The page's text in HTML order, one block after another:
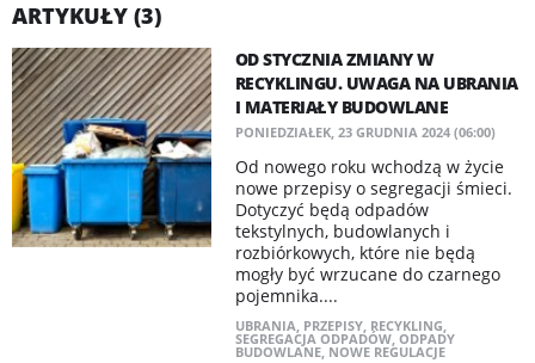
ARTYKUŁY (3)
OD STYCZNIA ZMIANY W
RECYKLINGU. UWAGA NA UBRANIA
I MATERIAŁY BUDOWLANE
PONIEDZIAŁEK, 23 GRUDNIA 2024 (06:00)
Od nowego roku wchodzą w życie
nowe przepisy o segregacji śmieci.
Dotyczyć będą odpadów
tekstylnych, budowlanych i
rozbiórkowych, które nie będą
mogły być wrzucane do czarnego
pojemnika....
UBRANIA, PRZEPISY, RECYKLING,
SEGREGACJA ODPADÓW, ODPADY
BUDOWLANE, NOWE REGULACJE